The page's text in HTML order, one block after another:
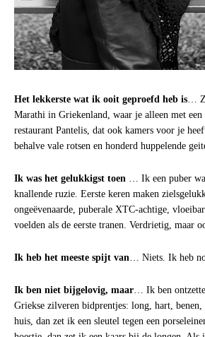
Het lekkerste wat ik ooit geproefd heb is…
Marathi in Griekenland, waar je alleen met
restaurant Pantelis, dat ook kamers voor je
behalve vale rotsen en honderd huppelende
Ik was het gelukkigst toen … Ik een puber
knallende ruzie. Eerste keren maken
ongeëvenaarde, puberale XTC-achtige,
voelden als de eerste tranen. Verdrietig, maar
Ik heb het meeste spijt van… Niets. Ik heb
Ik ben niet bijgelovig, maar… Ik ben
Griekse zilveren bidprentjes: long, hart,
huis, dan zet ik een sleutel tegen een